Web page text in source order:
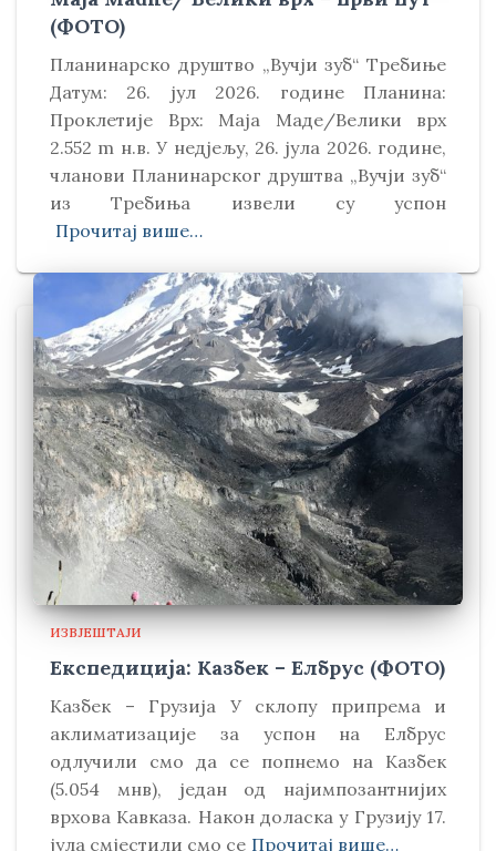
(ФОТО)
Планинарско друштво „Вучји зуб“ Требиње
Датум: 26. јул 2026. године Планина:
Проклетије Врх: Маја Маде/Велики врх
2.552 m н.в. У недјељу, 26. јула 2026. године,
чланови Планинарског друштва „Вучји зуб“
из Требиња извели су успон
Прочитај више…
ИЗВЈЕШТАЈИ
Експедиција: Казбек – Елбрус (ФОТО)
Kазбек – Грузија У склопу припрема и
аклиматизације за успон на Елбрус
одлучили смо да се попнемо на Kазбек
(5.054 мнв), један од најимпозантнијих
врхова Kавказа. Након доласка у Грузију 17.
јула смјестили смо се Прочитај више…